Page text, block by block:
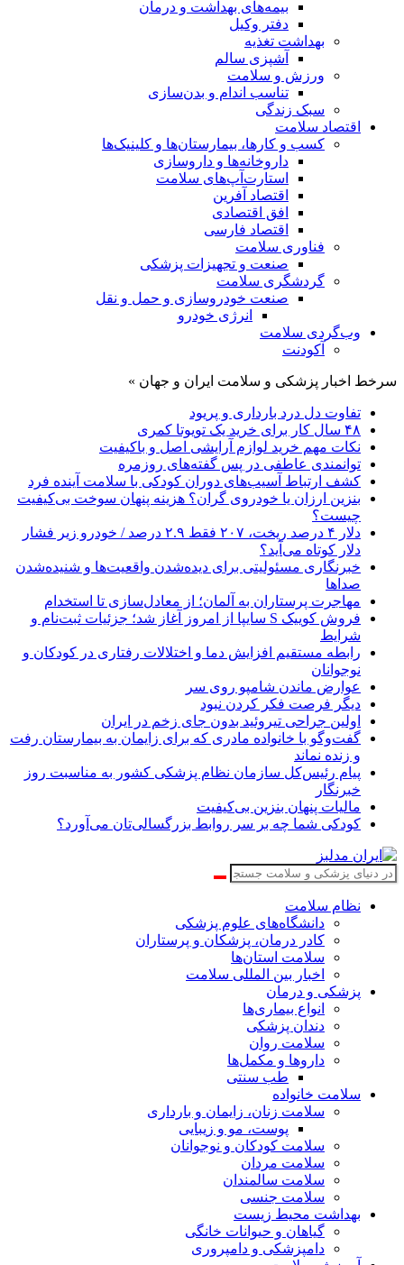
بیمه‌های بهداشت و درمان
دفتر وکیل
بهداشت تغذیه
آشپزی سالم
ورزش و سلامت
تناسب اندام و بدن‌سازی
سبک زندگی
اقتصاد سلامت
کسب و کارها، بیمارستان‌ها و کلینیک‌ها
داروخانه‌ها و داروسازی
استارت‌آپ‌های سلامت
اقتصاد آفرین
افق اقتصادی
اقتصاد فارسی
فناوری سلامت
صنعت و تجهیزات پزشکی
گردشگری سلامت
صنعت خودروسازی و حمل و نقل
انرژی خودرو
وب‌گردی سلامت
آکودنت
سرخط اخبار پزشکی و سلامت ایران و جهان »
تفاوت دل درد بارداری و پریود
۴۸ سال کار برای خرید یک تویوتا کمری
نکات مهم خرید لوازم آرایشی اصل و باکیفیت
توانمندی عاطفی در پس گفته‌های روزمره
کشف ارتباط آسیب‌های دوران کودکی با سلامت آینده فرد
بنزین ارزان یا خودروی گران؟ هزینه پنهان سوخت بی‌کیفیت
چیست؟
دلار ۴ درصد ریخت، ۲۰۷ فقط ۲.۹ درصد / خودرو زیر فشار
دلار کوتاه می‌آید؟
خبرنگاری مسئولیتی برای دیده‌شدن واقعیت‌ها و شنیده‌شدن
صداها
مهاجرت پرستاران به آلمان؛ از معادل‌سازی تا استخدام
فروش کوییک S سایپا از امروز آغاز شد؛ جزئیات ثبت‌نام و
شرایط
رابطه مستقیم افزایش دما و اختلالات رفتاری در کودکان و
نوجوانان
عوارض ماندن شامپو روی سر
دیگر فرصت فکر کردن نبود
اولین جراحی تیروئید بدون جای زخم در ایران
گفت‌وگو با خانواده مادری که برای زایمان به بیمارستان رفت
و زنده نماند
پیام رئیس‌کل سازمان نظام پزشکی کشور به مناسبت روز
خبرنگار
مالیات پنهان بنزین بی‌کیفیت
کودکی شما چه بر سر روابط بزرگسالی‌تان می‌آورد؟
نظام سلامت
دانشگاه‌های علوم پزشکی
کادر درمان، پزشکان و پرستاران
سلامت استان‌ها
اخبار بین المللی سلامت
پزشکی و درمان
انواع بیماری‌ها
دندان پزشکی
سلامت روان
داروها و مکمل‌ها
طب سنتی
سلامت خانواده
سلامت زنان، زایمان و بارداری
پوست، مو و زیبایی
سلامت کودکان و نوجوانان
سلامت مردان
سلامت سالمندان
سلامت جنسی
بهداشت محیط زیست
گیاهان و حیوانات خانگی
دامپزشکی و دامپروری